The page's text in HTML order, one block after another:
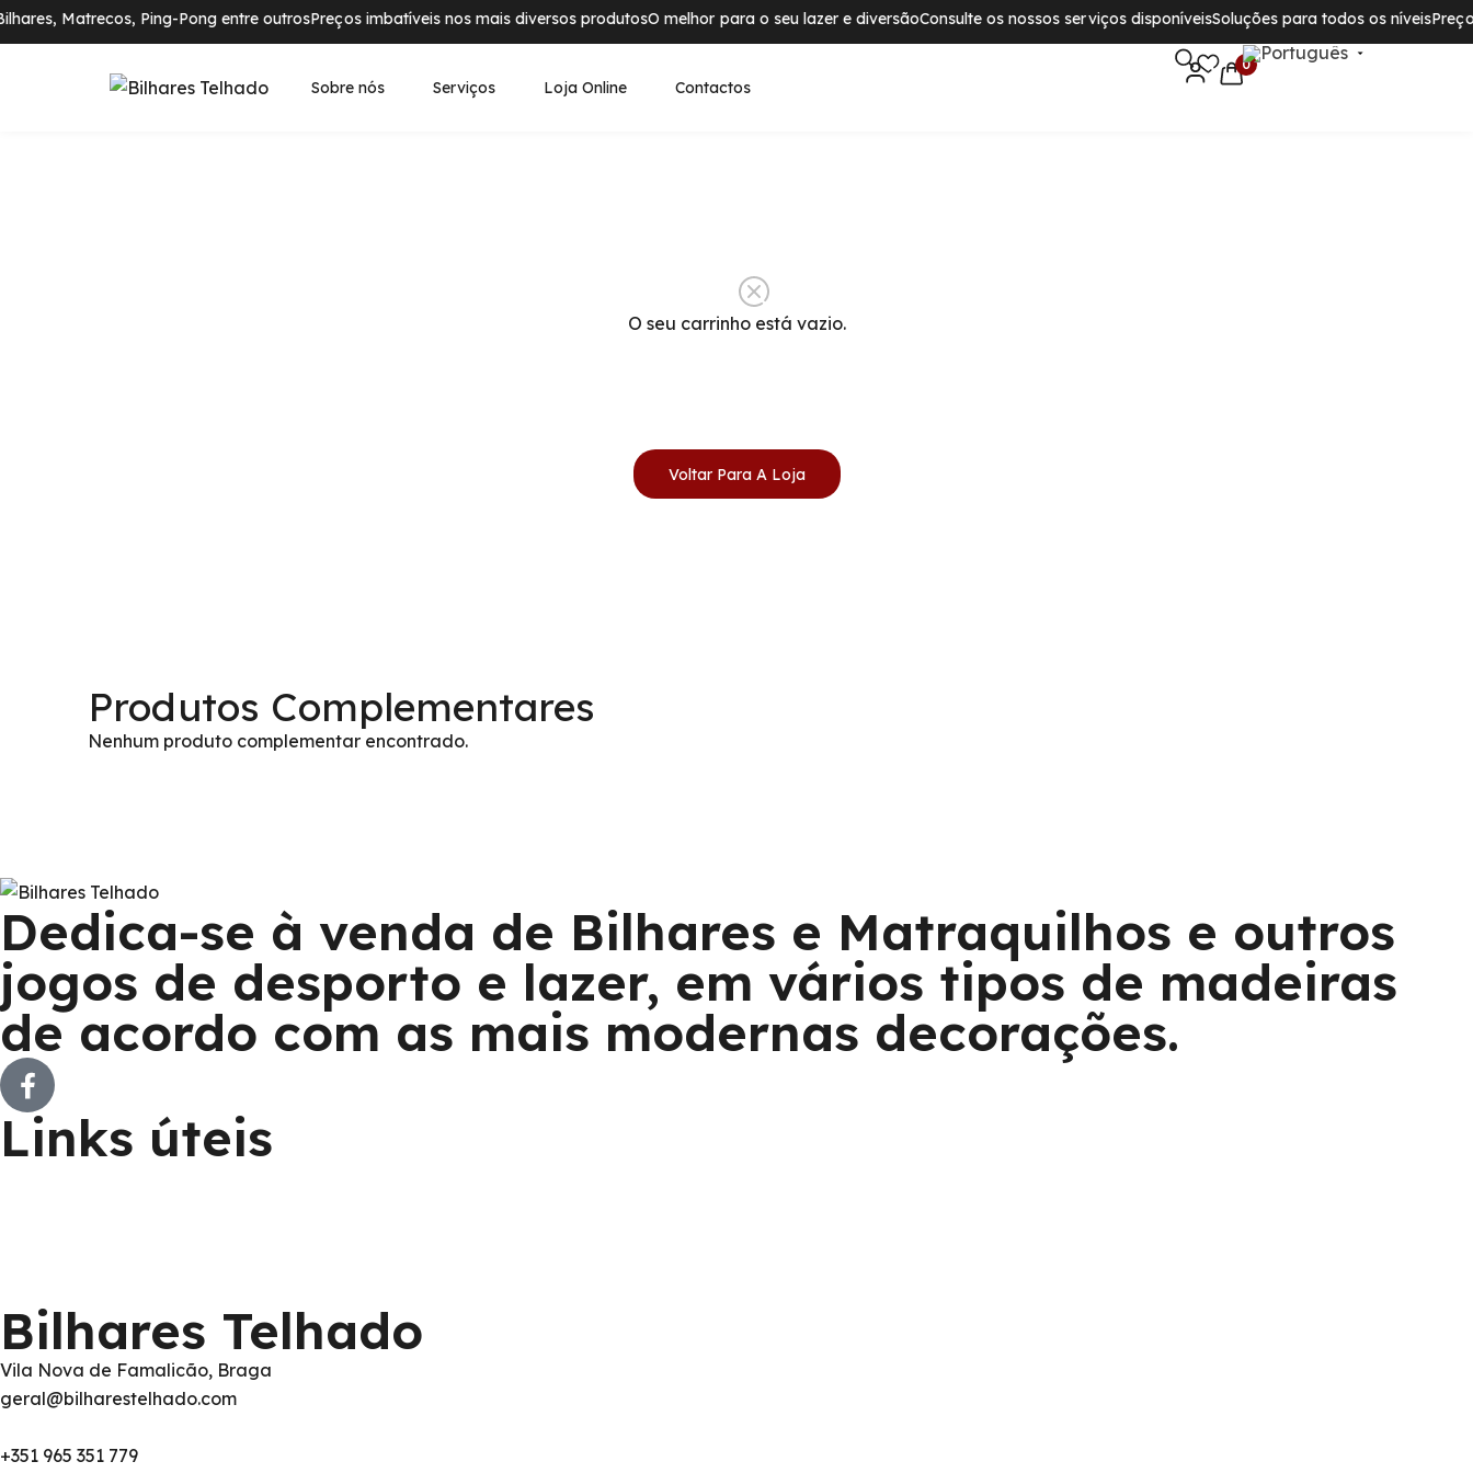
Matrecos, Ping-Pong entre outrosPreços imbatíveis nos mais diversos produtosO melhor para o seu lazer e diversãoConsulte os nossos serviços disponíveisSoluções para todos os níveis
Sobre nós Serviços Loja Online Contactos
0
O seu carrinho está vazio.
Voltar Para A Loja
Produtos Complementares
Nenhum produto complementar encontrado.
Dedica-se à venda de Bilhares e Matraquilhos e outros
jogos de desporto e lazer, em vários tipos de madeiras
de acordo com as mais modernas decorações.
Links úteis
Bilhares Telhado
Vila Nova de Famalicão, Braga
geral@bilharestelhado.com
+351 965 351 779